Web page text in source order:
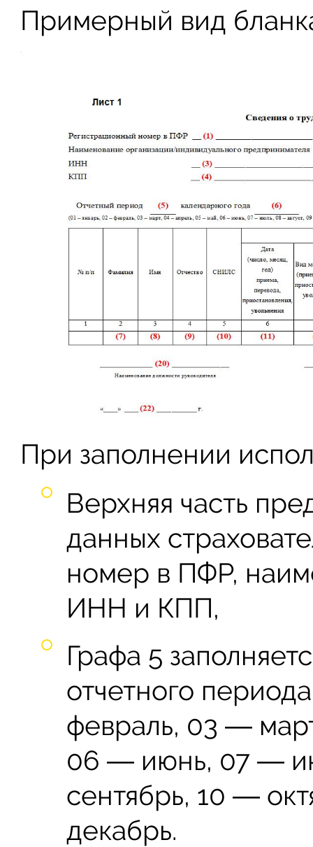
Примерный вид
При заполнении
Верхняя часть
данных
номер в ПФР,
ИНН и КПП,
Графа 5
отчетного
февраль, 03 ―
06 ― июнь, 07 ―
сентябрь, 10 ―
декабрь.